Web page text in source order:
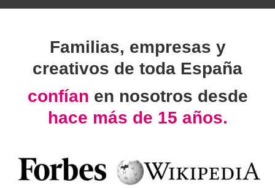
Familias, empresas y
creativos de toda España
confían en nosotros desde
hace más de 15 años.